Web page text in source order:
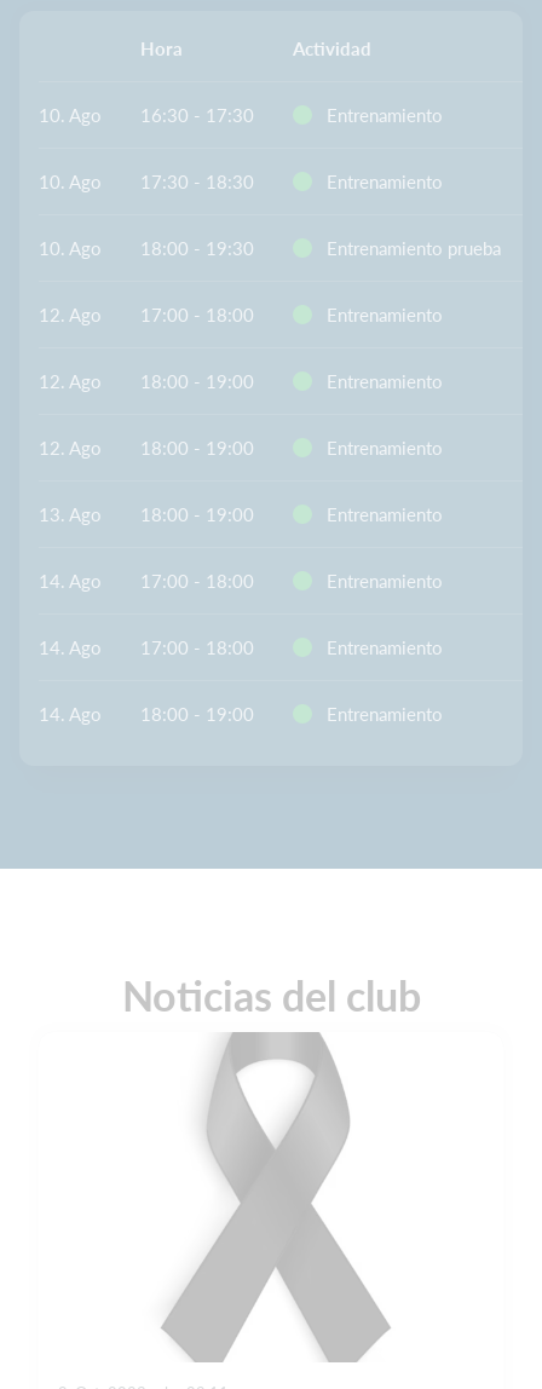
Hora Actividad
10. Ago 16:30 - 17:30 Entrenamiento
10. Ago 17:30 - 18:30 Entrenamiento
10. Ago 18:00 - 19:30 Entrenamiento prueba
12. Ago 17:00 - 18:00 Entrenamiento
12. Ago 18:00 - 19:00 Entrenamiento
12. Ago 18:00 - 19:00 Entrenamiento
13. Ago 18:00 - 19:00 Entrenamiento
14. Ago 17:00 - 18:00 Entrenamiento
14. Ago 17:00 - 18:00 Entrenamiento
14. Ago 18:00 - 19:00 Entrenamiento
Noticias del club